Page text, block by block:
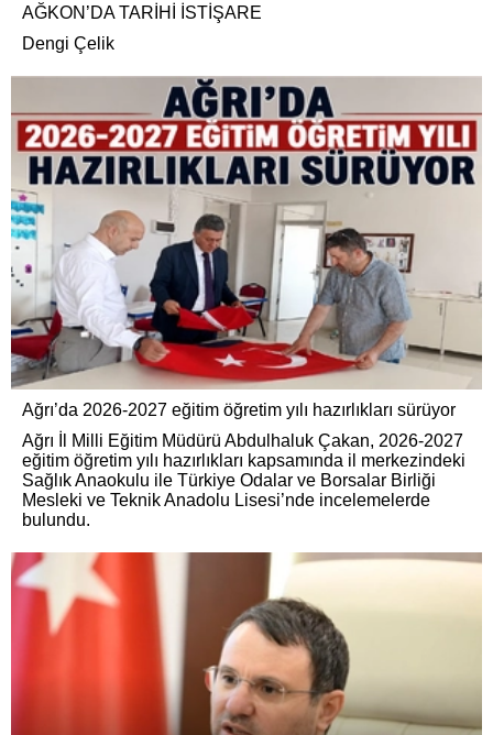
AĞKON’DA TARİHİ İSTİŞARE
Dengi Çelik
Ağrı’da 2026-2027 eğitim öğretim yılı hazırlıkları sürüyor
Ağrı İl Milli Eğitim Müdürü Abdulhaluk Çakan, 2026-2027
eğitim öğretim yılı hazırlıkları kapsamında il merkezindeki
Sağlık Anaokulu ile Türkiye Odalar ve Borsalar Birliği
Mesleki ve Teknik Anadolu Lisesi’nde incelemelerde
bulundu.